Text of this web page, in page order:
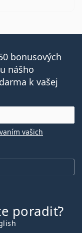
bonusových
nášho
k vašej
vašich
poradiť?